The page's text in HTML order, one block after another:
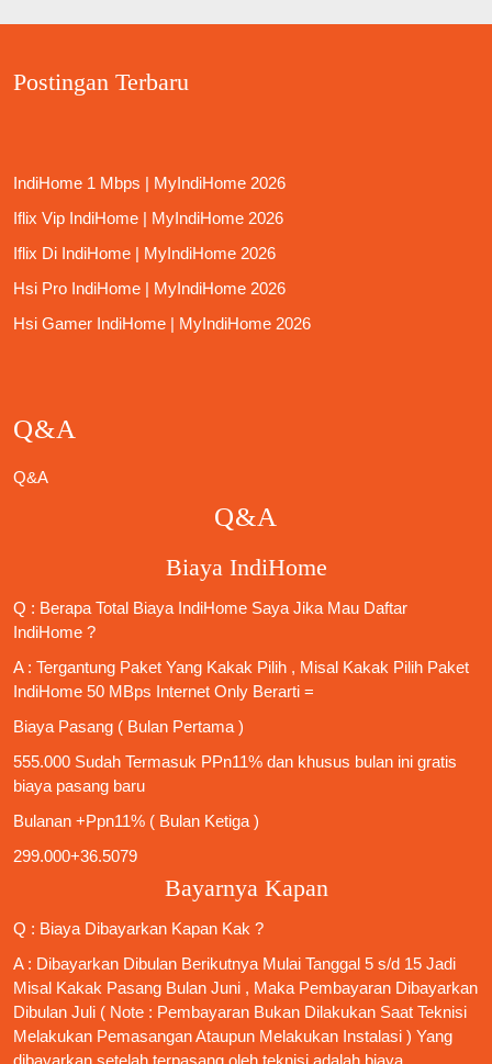
Postingan Terbaru
IndiHome 1 Mbps | MyIndiHome 2026
Iflix Vip IndiHome | MyIndiHome 2026
Iflix Di IndiHome | MyIndiHome 2026
Hsi Pro IndiHome | MyIndiHome 2026
Hsi Gamer IndiHome | MyIndiHome 2026
Q&A
Q&A
Q&A
Biaya IndiHome
Q : Berapa Total Biaya IndiHome Saya Jika Mau Daftar
IndiHome ?
A : Tergantung Paket Yang Kakak Pilih , Misal Kakak Pilih Paket
IndiHome 50 MBps Internet Only Berarti =
Biaya Pasang ( Bulan Pertama )
555.000 Sudah Termasuk PPn11% dan khusus bulan ini gratis
biaya pasang baru
Bulanan +Ppn11% ( Bulan Ketiga )
299.000+36.5079
Bayarnya Kapan
Q : Biaya Dibayarkan Kapan Kak ?
A : Dibayarkan Dibulan Berikutnya Mulai Tanggal 5 s/d 15 Jadi
Misal Kakak Pasang Bulan Juni , Maka Pembayaran Dibayarkan
Dibulan Juli ( Note : Pembayaran Bukan Dilakukan Saat Teknisi
Melakukan Pemasangan Ataupun Melakukan Instalasi ) Yang